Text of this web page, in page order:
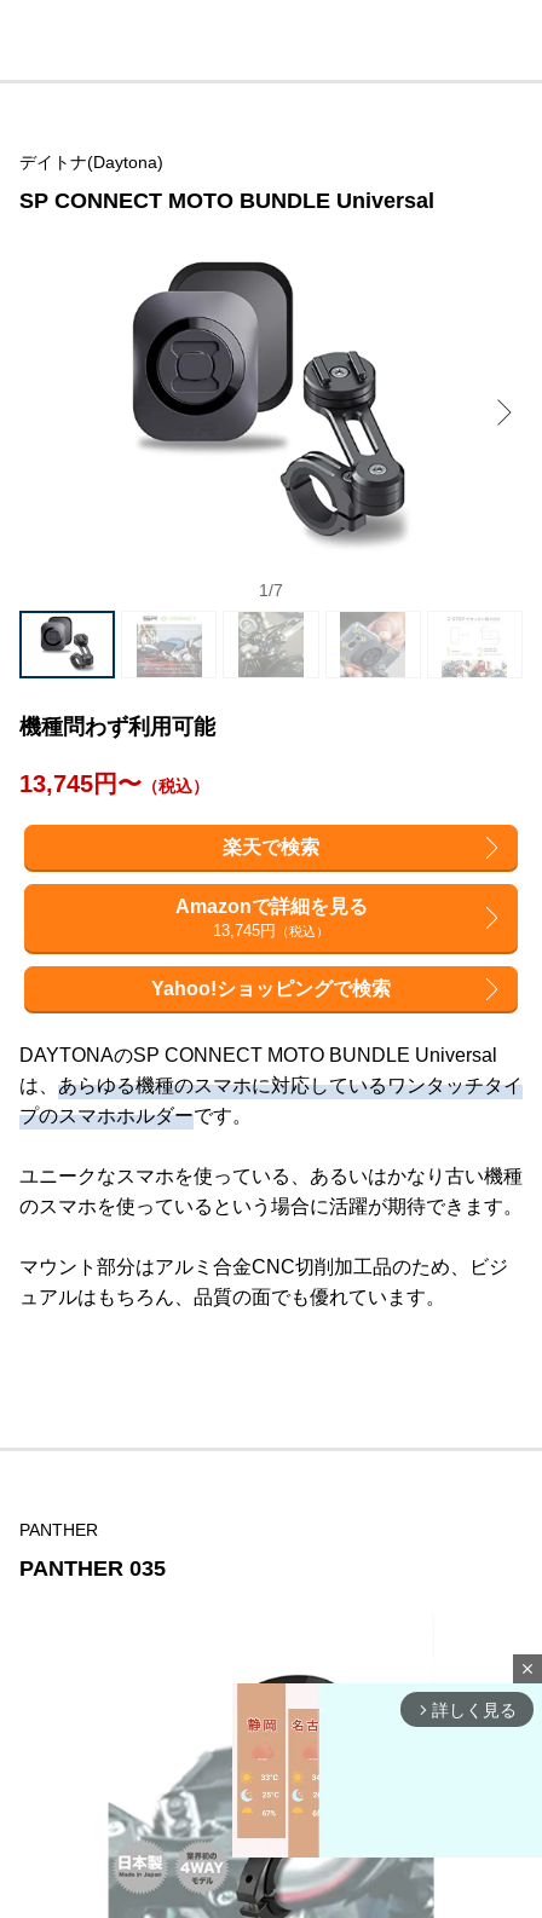
デイトナ(Daytona)
SP CONNECT MOTO BUNDLE Universal
1/7
機種問わず利用可能
13,745円〜 （税込）
楽天で検索
Amazonで詳細を見る
13,745円 （税込）
Yahoo!ショッピングで検索
DAYTONAのSP CONNECT MOTO BUNDLE Universal
は、 あらゆる機種のスマホに対応しているワンタッチタイ
プのスマホホルダーです。
ユニークなスマホを使っている、あるいはかなり古い機種
のスマホを使っているという場合に活躍が期待できます。
マウント部分はアルミ合金CNC切削加工品のため、ビジ
ュアルはもちろん、品質の面でも優れています。
PANTHER
PANTHER 035
close
arrow_forward_ios 詳しく見る